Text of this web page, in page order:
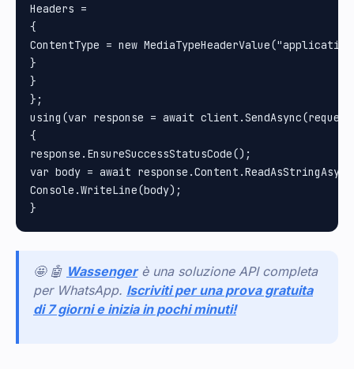
Headers =
{
ContentType = new
}
}
};
using(var response = await
{
response.EnsureSuccessStatusCode();
var body = await
Console.WriteLine(body);
🤩 🤖 Wassenger è una soluzione API completa
per WhatsApp. Iscriviti per una prova gratuita
di 7 giorni e inizia in pochi minuti!